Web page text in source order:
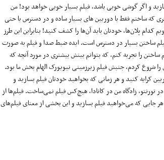
و اگر گوشی خوبی باشد، فیلم بسیار خوبی خواهد بود! من
که ساختم فقط با دوربین های بسیار ساده و در دسترس یا حتی
پلان‌ها، خودتان باید آن‌ها را کشف کنید! بنابراین این طرز
ساختن بسیار در دسترس است. ایده ضبط صدا و فیلم به صورت
را تجربه کنم، که بتوانم بینش بیشتری در مورد آنچه که
شروع کردم، جنبش فیلم زیرزمینی نیویورک الهام بخش ما بود.
کنید و هر زمانی که بخواهید خودتان فیلم بسازید و
تورنتو، زادگاه من در کانادا، هیچ‌کس فیلم نمی‌ساخت. فیلم‌ها از
هر جایی که می‌خواهید فیلم بسازید و این بخشی از معنای فیلم‌های